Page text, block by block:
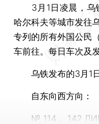
3月1日凌晨，乌铁
哈尔科夫等城市发往
专列的所有外国公民
车前往。每日车次及
乌铁发布的3月1日
自东向西方向：
№ 114， 142